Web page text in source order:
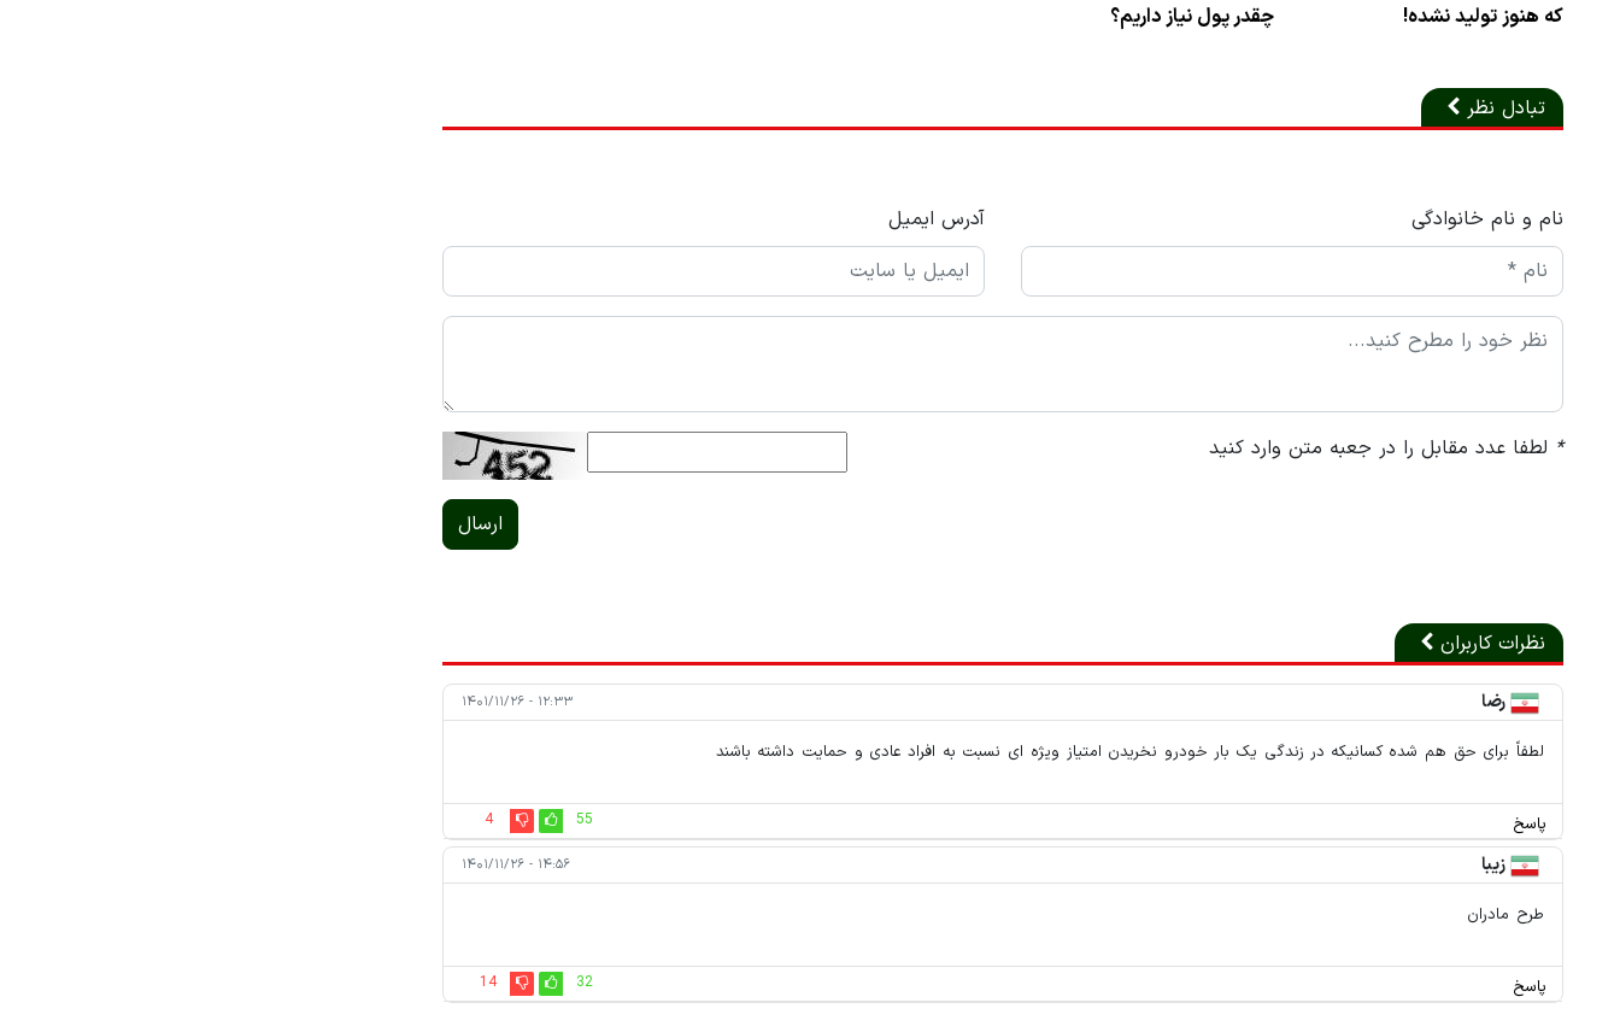
که هنوز تولید نشده!
چقدر پول نیاز داریم؟
تبادل نظر
نام و نام خانوادگی آدرس ایمیل
* لطفا عدد مقابل را در جعبه متن وارد کنید
ارسال
نظرات کاربران
رضا ۱۲:۳۳ - ۱۴۰۱/۱۱/۲۶
لطفاً برای حق هم شده کسانیکه در زندگی یک بار خودرو نخریدن امتیاز ویژه ای نسبت به افراد عادی و حمایت داشته باشند
پاسخ 55
4
زیبا ۱۴:۵۶ - ۱۴۰۱/۱۱/۲۶
طرح مادران
پاسخ 32
14